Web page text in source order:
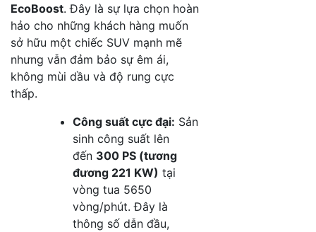
EcoBoost.Đây là sự lựa chọn hoàn
hảo cho những khách hàng muốn
sở hữu một chiếc SUV mạnh mẽ
nhưng vẫn đảm bảo sự êm ái,
không mùi dầu và độ rung cực
thấp.
Công suất cực đại: Sản
sinh công suất lên
đến 300 PS (tương
đương 221 KW) tại
vòng tua 5650
vòng/phút.Đây là
thông số dẫn đầu,